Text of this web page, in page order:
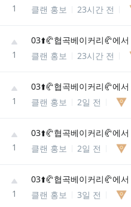
1
클랜 홍보
23시간 전
1
클랜 홍보
23시간 전
1
클랜 홍보
2일 전
1
클랜 홍보
2일 전
1
클랜 홍보
3일 전